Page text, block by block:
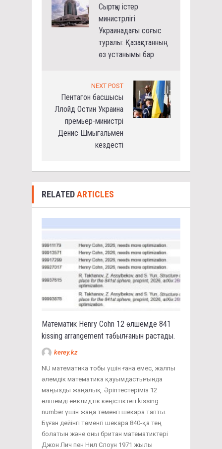
Сыртқы істер
министрлігі
Украинадағы соғыс
туралы: Қазақстанның
өз ұстанымы бар
NEXT POST
Пентагон басшысы
Ллойд Остин Украина
премьер-министрі
Денис Шмыгальмен
кездесті
RELATEDARTICLES
Математик Henry Cohn 12 өлшемде 841
kissing arrangement табылғанын растады.
kerey.kz
NU математика тобы үшін ғана емес, жалпы
әлемдік математика қауымдастығында
маңызды жаңалық. Әріптестеріміз 12
өлшемді евклидтік кеңістіктегі kissing
number үшін жаңа төменгі шекара тапты.
Бұған дейінгі төменгі шекара 840-қа тең
болатын және оны британ математиктері
Джон Лич пен Нил Слоун 1971 жылы